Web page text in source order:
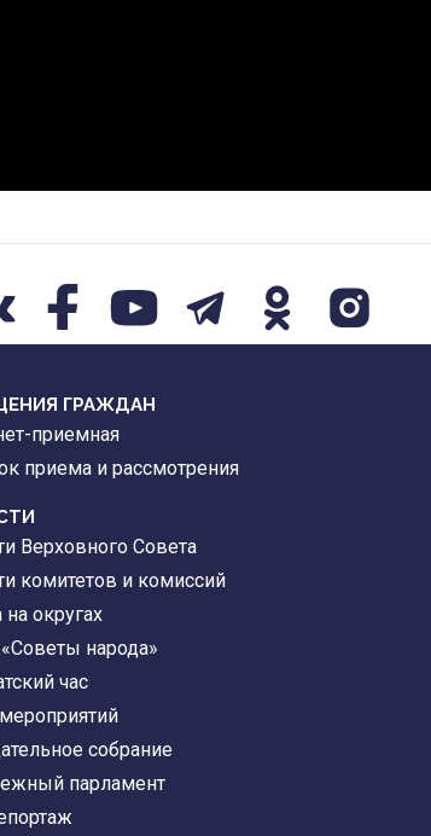
ГРАЖДАН
приемная
приема и рассмотрения
Верховного Совета
комитетов и комиссий
на округах
«Советы народа»
час
собрание
парламент